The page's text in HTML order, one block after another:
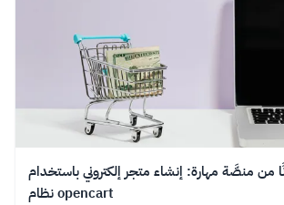
من منصَّة مهارة: إنشاء متجر إلكتروني باستخدام
نظام opencart